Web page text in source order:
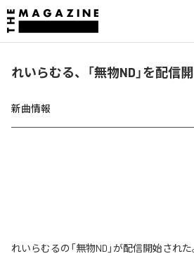
れいらむる、「無物ND」を配信
新曲情報
れいらむるの「無物ND」が配信開始され